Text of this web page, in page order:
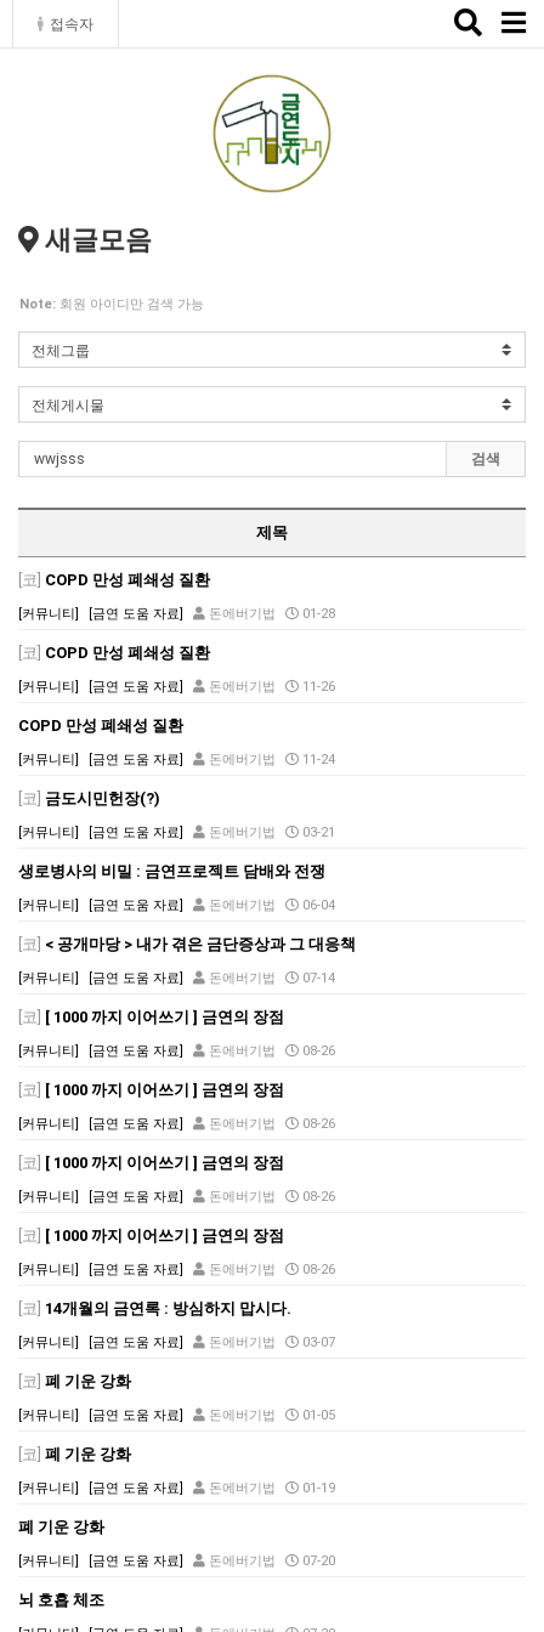
접속자
Toggle
새글모음
Note: 회원 아이디만 검색 가능
검색
제목
[코] COPD 만성 폐쇄성 질환
[커뮤니티] [금연 도움 자료] 돈에버기법 01-28
[코] COPD 만성 폐쇄성 질환
[커뮤니티] [금연 도움 자료] 돈에버기법 11-26
COPD 만성 폐쇄성 질환
[커뮤니티] [금연 도움 자료] 돈에버기법 11-24
[코] 금도시민헌장(?)
[커뮤니티] [금연 도움 자료] 돈에버기법 03-21
생로병사의 비밀 : 금연프로젝트 담배와 전쟁
[커뮤니티] [금연 도움 자료] 돈에버기법 06-04
[코] < 공개마당 > 내가 겪은 금단증상과 그 대응책
[커뮤니티] [금연 도움 자료] 돈에버기법 07-14
[코] [ 1000 까지 이어쓰기 ] 금연의 장점
[커뮤니티] [금연 도움 자료] 돈에버기법 08-26
[코] [ 1000 까지 이어쓰기 ] 금연의 장점
[커뮤니티] [금연 도움 자료] 돈에버기법 08-26
[코] [ 1000 까지 이어쓰기 ] 금연의 장점
[커뮤니티] [금연 도움 자료] 돈에버기법 08-26
[코] [ 1000 까지 이어쓰기 ] 금연의 장점
[커뮤니티] [금연 도움 자료] 돈에버기법 08-26
[코] 14개월의 금연록 : 방심하지 맙시다.
[커뮤니티] [금연 도움 자료] 돈에버기법 03-07
[코] 폐 기운 강화
[커뮤니티] [금연 도움 자료] 돈에버기법 01-05
[코] 폐 기운 강화
[커뮤니티] [금연 도움 자료] 돈에버기법 01-19
폐 기운 강화
[커뮤니티] [금연 도움 자료] 돈에버기법 07-20
뇌 호흡 체조